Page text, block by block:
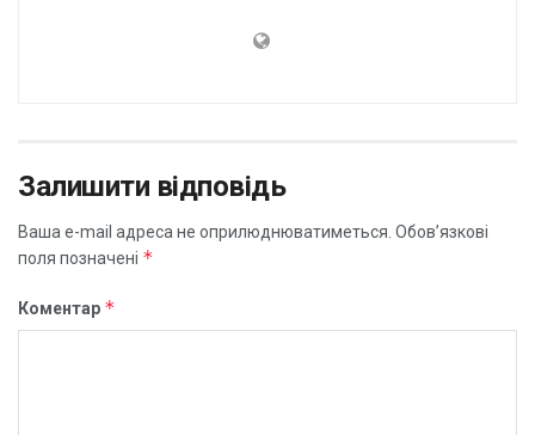
Залишити відповідь
Ваша e-mail адреса не оприлюднюватиметься. Обов’язкові
поля позначені *
Коментар *